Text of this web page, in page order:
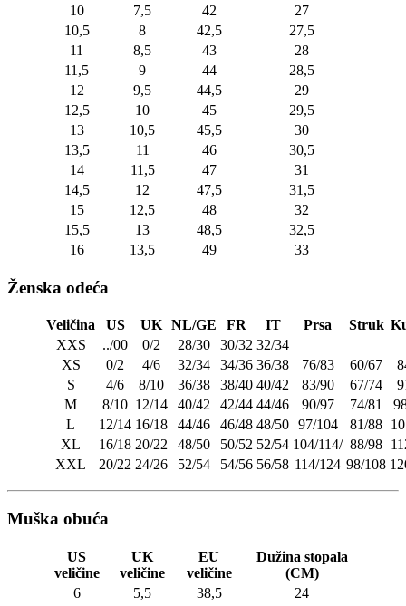
10
7,5 42
27
10,5
8 42,5
27,5
11
8,5 43
28
11,5
9 44
28,5
12
9,5 44,5
29
12,5
10 45
29,5
13
10,5 45,5
30
13,5
11 46
30,5
14
11,5 47
31
14,5
12 47,5
31,5
15
12,5 48
32
15,5
13 48,5
32,5
16
13,5 49 33
Ženska odeća
Veličina US UK NL/GE FR IT Prsa Struk
XXS
../00 0/2 28/30 30/32 32/34
XS
0/2 4/6 32/34 34/36 36/38 76/83 60/67
S
4/6 8/10 36/38 38/40 40/42 83/90 67/74
M
8/10 12/14 40/42 42/44 44/46 90/97 74/81
L
12/14 16/18 44/46 46/48 48/50 97/104 81/88
XL
16/18 20/22 48/50 50/52 52/54 104/114/ 88/98
XXL
20/22 24/26 52/54 54/56 56/58 114/124 98/108
Muška obuća
US
veličine
UK
veličine
EU
veličine
Dužina stopala
(CM)
6
5,5 38,5
24